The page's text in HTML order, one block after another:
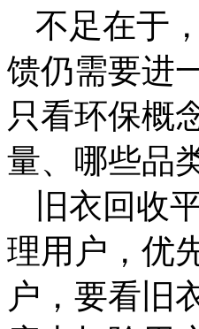
不足在于
馈仍需要进
只看环保概
量、哪些品
旧衣回收
理用户，优
户，要看旧